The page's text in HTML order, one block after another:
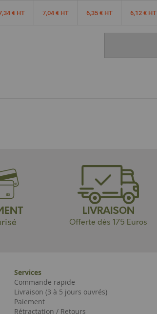
€ HT 7,04 € HT 6,35 € HT 6,12 € HT
LIVRAISON
Offerte dès 175 Euros
Services
Commande rapide
Livraison (3 à 5 jours ouvrés)
Paiement
Rétractation / Retours